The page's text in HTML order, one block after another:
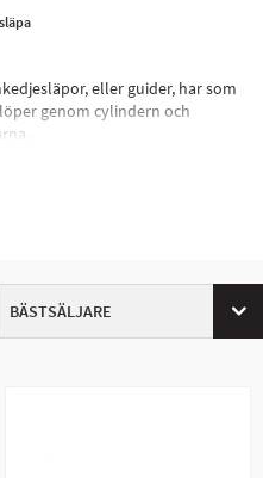
eller guider, har som
genom cylindern och
kamkedjesträckaren är
BÄSTSÄLJARE